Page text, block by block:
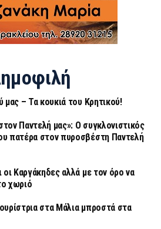
μας – Τα κουκιά του Κρητικού!
Παντελή μας»: Ο συγκλονιστικός
πατέρα στον πυροσβέστη Παντελή
οι Καργάκηδες αλλά με τον όρο να
χωριό
στα Μάλια μπροστά στα